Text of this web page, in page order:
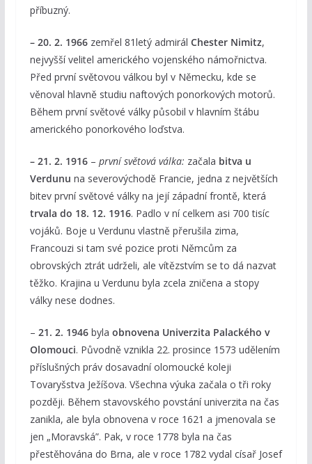
příbuzný.
– 20. 2. 1966zemřel 81letý admirál Chester Nimitz,
nejvyšší velitel amerického vojenského námořnictva.
Před první světovou válkou byl v Německu, kde se
věnoval hlavně studiu naftových ponorkových motorů.
Během první světové války působil v hlavním štábu
amerického ponorkového loďstva.
– 21. 2. 1916– první světová válka: začala bitva u
Verdunu na severovýchodě Francie, jedna z největších
bitev první světové války na její západní frontě, která
trvala do 18. 12. 1916. Padlo v ní celkem asi 700 tisíc
vojáků. Boje u Verdunu vlastně přerušila zima,
Francouzi si tam své pozice proti Němcům za
obrovských ztrát udrželi, ale vítězstvím se to dá nazvat
těžko. Krajina u Verdunu byla zcela zničena a stopy
války nese dodnes.
– 21. 2. 1946byla obnovena Univerzita Palackého v
Olomouci. Původně vznikla 22. prosince 1573 udělením
příslušných práv dosavadní olomoucké koleji
Tovaryšstva Ježíšova. Všechna výuka začala o tři roky
později. Během stavovského povstání univerzita na čas
zanikla, ale byla obnovena v roce 1621 a jmenovala se
jen „Moravská”. Pak, v roce 1778 byla na čas
přestěhována do Brna, ale v roce 1782 vydal císař Josef